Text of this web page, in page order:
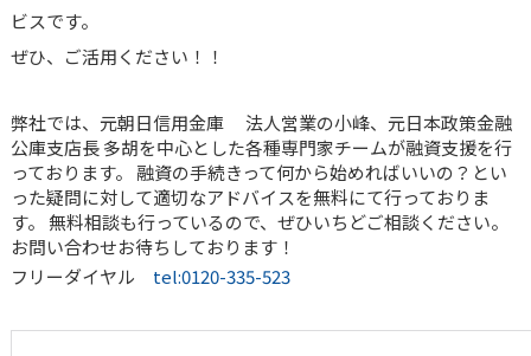
ビスです。
ぜひ、ご活用ください！！
弊社では、元朝日信用金庫 法人営業の小峰、元日本政策金融
公庫支店長 多胡を中心とした各種専門家チームが融資支援を行
っております。 融資の手続きって何から始めればいいの？とい
った疑問に対して適切なアドバイスを無料にて行っておりま
す。 無料相談も行っているので、ぜひいちどご相談ください。
お問い合わせお待ちしております！
フリーダイヤル tel:0120-335-523